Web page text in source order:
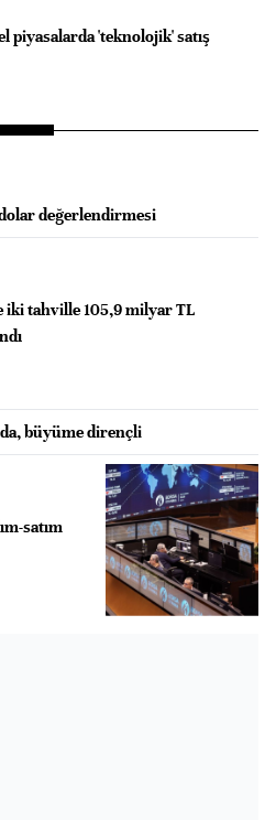
piyasalarda 'teknolojik' satış
değerlendirmesi
iki tahville 105,9 milyar TL
büyüme dirençli
satım